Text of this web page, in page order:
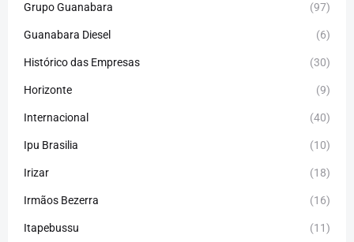
Grupo Guanabara (97)
Guanabara Diesel (6)
Histórico das Empresas (30)
Horizonte (9)
Internacional (40)
Ipu Brasilia (10)
Irizar (18)
Irmãos Bezerra (16)
Itapebussu (11)